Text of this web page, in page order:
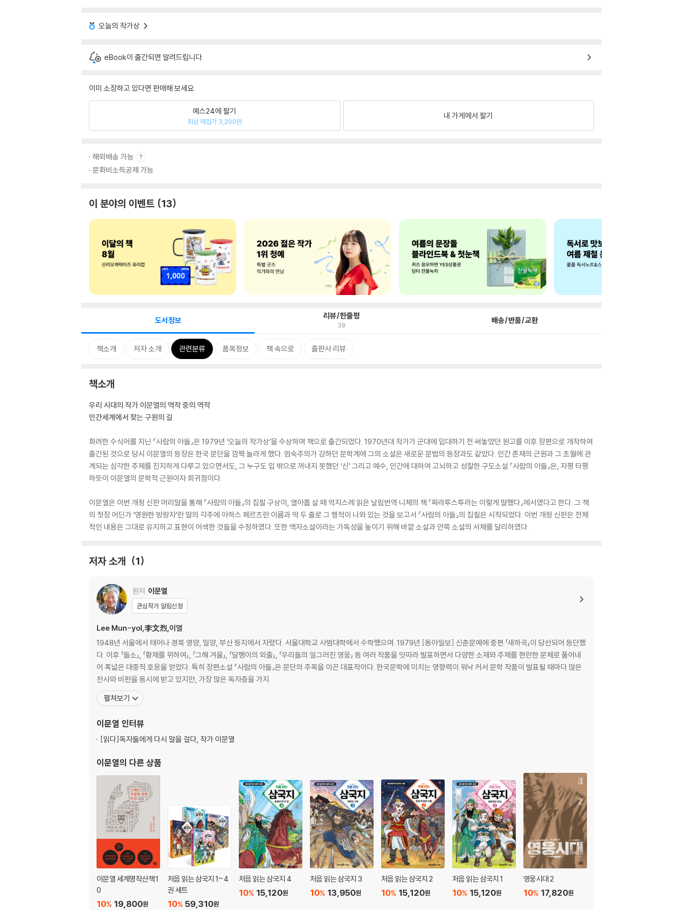
오늘의 작가상
eBook이 출간되면 알려드립니다.
이미 소장하고 있다면 판매해 보세요.
예스24에 팔기
최상 매입가 3,200원
내 가게에서 팔기
해외배송 가능
문화비소득공제 가능
이 분야의 이벤트 13
도서정보 리뷰/한줄평
39 배송/반품/교환
책소개 저자 소개 관련분류 품목정보 책 속으로 출판사 리뷰
책소개
우리 시대의 작가 이문열의 역작 중의 역작
인간세계에서 찾는 구원의 길
화려한 수식어를 지닌 『사람의 아들』은 1979년 ‘오늘의 작가상’을 수상하며 책으로 출간되었다. 1970년대 작가가 군대에 입대하기 전 써놓았던 원고를 이후 장편으로 개작하여
출간된 것으로 당시 이문열의 등장은 한국 문단을 깜짝 놀라게 했다. 엄숙주의가 강하던 문학계에 그의 소설은 새로운 문법의 등장과도 같았다. 인간 존재의 근원과 그 초월에 관
계되는 심각한 주제를 진지하게 다루고 있으면서도, 그 누구도 입 밖으로 꺼내지 못했던 ‘신’ 그리고 예수, 인간에 대하여 고뇌하고 성찰한 구도소설 『사람의 아들』은, 자평 타평
하듯이 이문열의 문학적 근원이자 회귀점이다.
이문열은 이번 개정 신판 머리말을 통해 『사람의 아들』의 집필 구상이, 열아홉 살 때 억지스레 읽은 날림번역 니체의 책 『짜라투스투라는 이렇게 말했다』에서였다고 한다. 그 책
의 첫장 어딘가 ‘영원한 방랑자’란 말의 각주에 아하스 페르츠란 이름과 딱 두 줄로 그 행적이 나와 있는 것을 보고서 『사람의 아들』의 집필은 시작되었다. 이번 개정 신판은 전체
적인 내용은 그대로 유지하고 표현이 어색한 것들을 수정하였다. 또한 액자소설이라는 가독성을 높이기 위해 바깥 소설과 안쪽 소설의 서체를 달리하였다.
저자 소개 1
원저 이문열
관심작가 알림신청
Lee Mun-yol,李文烈,이열
1948년 서울에서 태어나 경북 영양, 밀양, 부산 등지에서 자랐다. 서울대학교 사범대학에서 수학했으며. 1979년 [동아일보] 신춘문예에 중편 「새하곡」이 당선되어 등단했
다. 이후 「들소」, 「황제를 위하여」, 「그해 겨울」, 「달팽이의 외출」, 「우리들의 일그러진 영웅」 등 여러 작품을 잇따라 발표하면서 다양한 소재와 주제를 현란한 문체로 풀어내
어 폭넓은 대중적 호응을 얻었다. 특히 장편소설 『사람의 아들』은 문단의 주목을 이끈 대표작이다. 한국문학에 미치는 영향력이 워낙 커서 문학 작품이 발표될 때마다 많은
찬사와 비판을 동시에 받고 있지만, 가장 많은 독자층을 가지
펼쳐보기
이문열 인터뷰
[읽다]독자들에게 다시 말을 걸다, 작가 이문열
이문열의 다른 상품
이문열 세계명작산책 1
0
19,800원
10%
처음 읽는 삼국지 1~4
권 세트
59,310원
10%
처음 읽는 삼국지 4
15,120원
10%
처음 읽는 삼국지 3
13,950원
10%
처음 읽는 삼국지 2
15,120원
10%
처음 읽는 삼국지 1
15,120원
10%
영웅시대 2
17,820원
10%